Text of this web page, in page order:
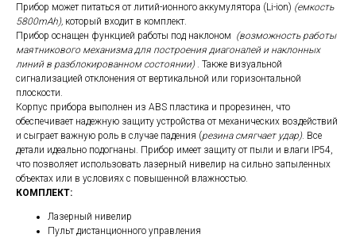
Прибор может питаться от литий-ионного аккумулятора (Li-ion) (емкость
5800mAh), который входит в комплект.
Прибор оснащен функцией работы под наклоном (возможность работы
маятникового механизма для построения диагоналей и наклонных
линий в разблокированном состоянии). Также визуальной
сигнализацией отклонения от вертикальной или горизонтальной
плоскости.
Корпус прибора выполнен из ABS пластика и прорезинен, что
обеспечивает надежную защиту устройства от механических воздействий
и сыграет важную роль в случае падения (резина смягчает удар). Все
детали идеально подогнаны. Прибор имеет защиту от пыли и влаги IP54,
что позволяет использовать лазерный нивелир на сильно запыленных
объектах или в условиях с повышенной влажностью.
КОМПЛЕКТ:
Лазерный нивелир
Пульт дистанционного управления